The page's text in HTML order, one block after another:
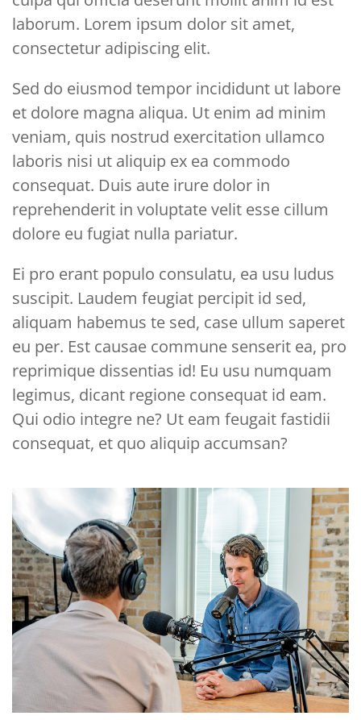
laborum. Lorem ipsum dolor sit amet,
consectetur adipiscing elit.
Sed do eiusmod tempor incididunt ut labore
et dolore magna aliqua. Ut enim ad minim
veniam, quis nostrud exercitation ullamco
laboris nisi ut aliquip ex ea commodo
consequat. Duis aute irure dolor in
reprehenderit in voluptate velit esse cillum
dolore eu fugiat nulla pariatur.
Ei pro erant populo consulatu, ea usu ludus
suscipit. Laudem feugiat percipit id sed,
aliquam habemus te sed, case ullum saperet
eu per. Est causae commune senserit ea, pro
reprimique dissentias id! Eu usu numquam
legimus, dicant regione consequat id eam.
Qui odio integre ne? Ut eam feugait fastidii
consequat, et quo aliquip accumsan?